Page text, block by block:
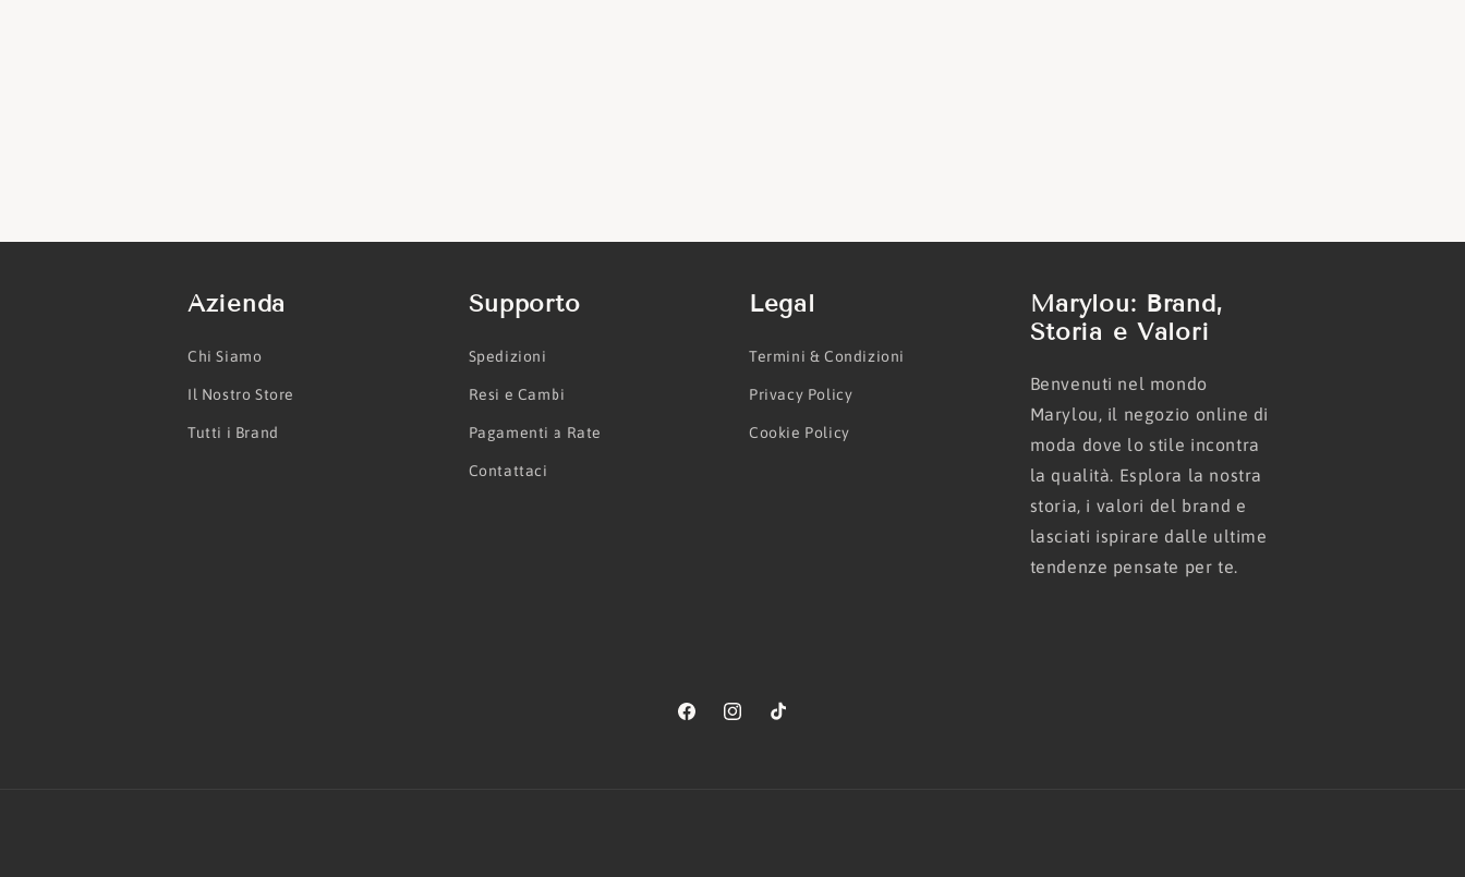
Azienda
Chi Siamo
Il Nostro Store
Tutti i Brand
Supporto
Spedizioni
Resi e Cambi
Pagamenti a Rate
Contattaci
Legal
Termini & Condizioni
Privacy Policy
Cookie Policy
Marylou: Brand,
Storia e Valori
Benvenuti nel mondo
Marylou, il negozio online di
moda dove lo stile incontra
la qualità. Esplora la nostra
storia, i valori del brand e
lasciati ispirare dalle ultime
tendenze pensate per te.
FacebookInstagramTikTok